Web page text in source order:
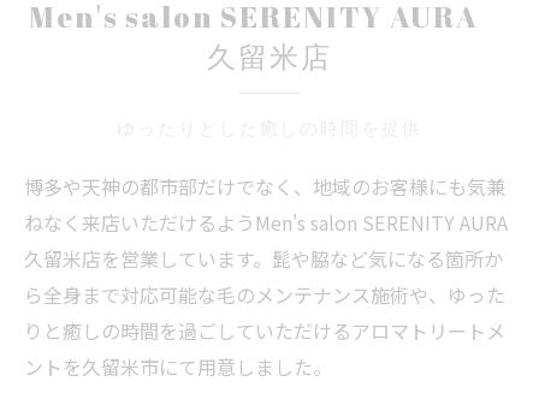
Men's salon SERENITY AURA
久留米店
博多や天神の都市部だけでなく、地域のお客様にも気兼
ねなく来店いただけるようMen's salon SERENITY AURA
久留米店を営業しています。髭や脇など気になる箇所か
ら全身まで対応可能な毛のメンテナンス施術や、ゆった
りと癒しの時間を過ごしていただけるアロマトリートメ
ントを久留米市にて用意しました。